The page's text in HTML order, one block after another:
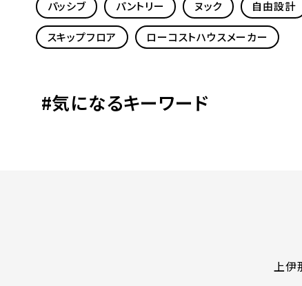
パッシブ パントリー ヌック 自由設計
スキップフロア ローコストハウスメーカー
#気になるキーワード
上伊